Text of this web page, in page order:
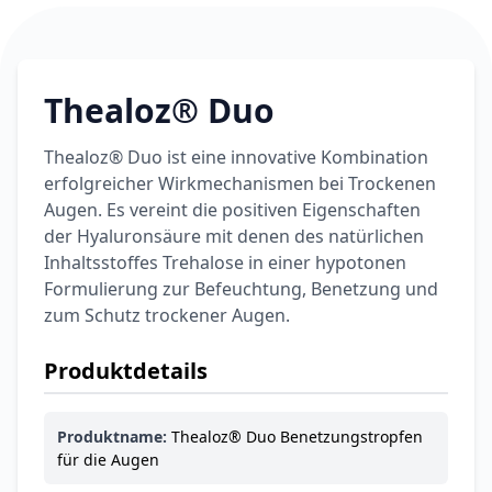
Light AP+M
17,31 € 19,90 € -13%
Dexeryl
Pflegecreme für
die ganze Familie
5,91 € 6,35 € -7%
BEAUTY & PFLEGE
Linola Forte
Shampoo für
juckende, trockene
Schuppenflechte
neigende Kopfhaut
12,28 € 16,37 € -25%
Vagisan Milchsäure
– Zäpfchen zur
Stabilisierung
ARZNEIMITTEL & GESUNDHEIT
OHROPAX® Classic
Thealoz® Duo
Thealoz® Duo ist eine innovative Kombination
erfolgreicher Wirkmechanismen bei Trockenen
Augen. Es vereint die positiven Eigenschaften
der Hyaluronsäure mit denen des natürlichen
Inhaltsstoffes Trehalose in einer hypotonen
Formulierung zur Befeuchtung, Benetzung und
zum Schutz trockener Augen.
Produktdetails
Produktname: Thealoz® Duo Benetzungstropfen
für die Augen